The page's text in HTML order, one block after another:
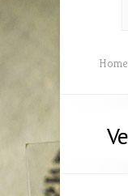
Home